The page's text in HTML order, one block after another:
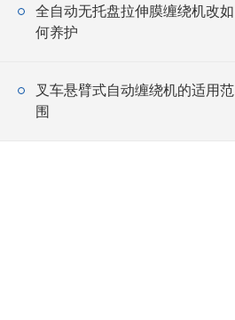
全自动无托盘拉伸膜缠绕机改如
何养护
叉车悬臂式自动缠绕机的适用范
围